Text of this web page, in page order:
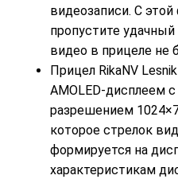
видеозаписи. С
пропустите
видео в прицеле не
Прицел RikaNV
AMOLED-дисплеем
разрешением
которое стрелок
формируется на
характеристикам